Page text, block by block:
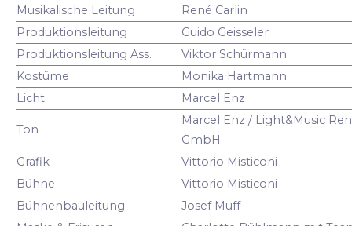
Musikalische Leitung
René Carlin
Produktionsleitung
Guido Geisseler
Produktionsleitung Ass.
Viktor Schürmann
Kostüme
Monika Hartmann
Licht
Marcel Enz
Ton
Marcel Enz / Light&Music
GmbH
Grafik
Vittorio Misticoni
Bühne
Vittorio Misticoni
Bühnenbauleitung
Josef Muff